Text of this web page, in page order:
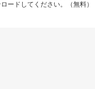
ードしてください。（無料）